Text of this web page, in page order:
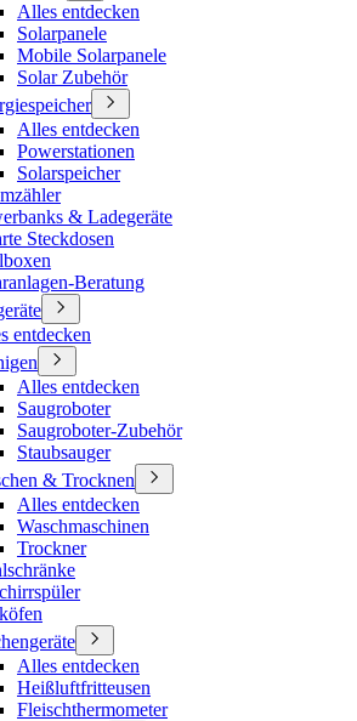
Alles entdecken
Solarpanele
Mobile Solarpanele
Solar Zubehör
Alles entdecken
Powerstationen
Solarspeicher
& Ladegeräte
Steckdosen
Beratung
entdecken
Alles entdecken
Saugroboter
Saugroboter-Zubehör
Staubsauger
& Trocknen
Alles entdecken
Waschmaschinen
Trockner
Alles entdecken
Heißluftfritteusen
Fleischthermometer